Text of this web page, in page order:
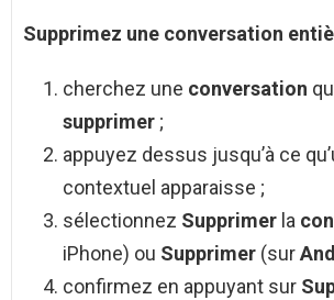
Supprimez une conversation
cherchez une conversation
supprimer ;
appuyez dessus jusqu’à ce
contextuel apparaisse ;
sélectionnez Supprimer la
iPhone) ou Supprimer (sur
confirmez en appuyant sur